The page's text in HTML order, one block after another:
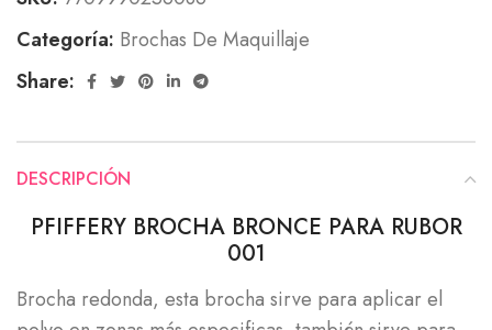
Categoría: Brochas De Maquillaje
Share:
DESCRIPCIÓN
PFIFFERY BROCHA BRONCE PARA RUBOR
001
Brocha redonda, esta brocha sirve para aplicar el